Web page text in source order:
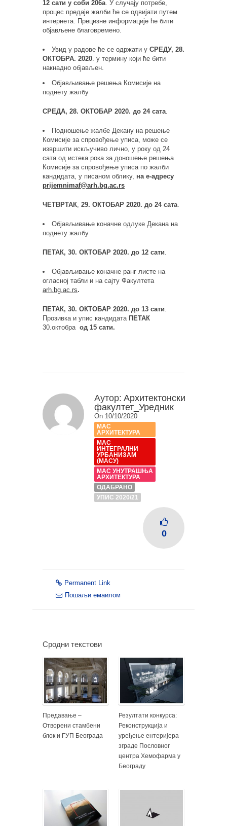
12 сати у соби 206а . У случају потребе,
процес предаје жалби ће се одвијати путем
интернета. Прецизне информације ће бити
објављене благовремено.
Увид у радове ће се одржати у СРЕДУ, 28.
ОКТОБРА. 2020 . у термину који ће бити
накнадно објављен.
Објављивање решења Комисије на
поднету жалбу
СРЕДА, 28. ОКТОБАР 2020. до 24 сата
Подношење жалбе Декану на решење
Комисије за спровођење уписа, може се
извршити искључиво лично, у року од 24
сата од истека рока за доношење решења
Комисије за спровођење уписа по жалби
кандидата, у писаном облику, на е-адресу
prijemnimaf@arh. bg.ac.rs
ЧЕТВРТАК 29. ОКТОБАР 2020. до 24 сата
Објављивање коначне одлуке Декана на
поднету жалбу
ПЕТАК, 30. ОКТОБАР 2020. до 12 сати
Објављивање коначне ранг листе на
огласној табли и на сајту Факултета
arh.bg.ac.rs.
ПЕТАК, 30. ОКТОБАР 2020. до 13 сати
Прозивка и упис кандидата ПЕТАК
30.октобра од 15 сати.
Аутор: Архитектонски
факултет_Уредник
On 10/10/2020
МАС
АРХИТЕКТУРА
МАС
ИНТЕГРАЛНИ
УРБАНИЗАМ
(МАСУ)
МАС УНУТРАШЊА
АРХИТЕКТУРА
ОДАБРАНО
УПИС 2020/21
0
Permanent Link
Пошаљи емаилом
Сродни текстови
Предавање –
Отворени стамбени
блок и ГУП Београда
Резултати конкурса:
Реконструкција и
уређење ентеријера
зграде Пословног
центра Хемофарма у
Београду